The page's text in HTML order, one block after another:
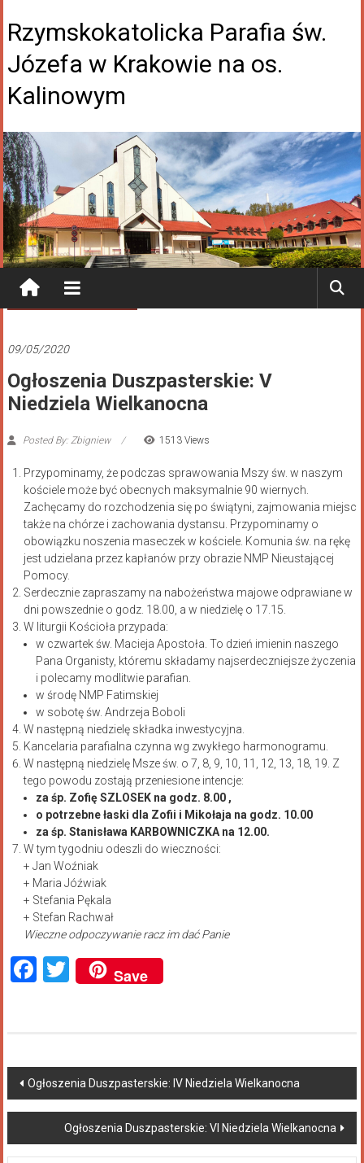
Rzymskokatolicka Parafia św.
Józefa w Krakowie na os.
Kalinowym
09/05/2020
Ogłoszenia Duszpasterskie: V
Niedziela Wielkanocna
Posted By: Zbigniew 1513 Views
Przypominamy, że podczas sprawowania Mszy św. w naszym
kościele może być obecnych maksymalnie 90 wiernych.
Zachęcamy do rozchodzenia się po świątyni, zajmowania miejsc
także na chórze i zachowania dystansu. Przypominamy o
obowiązku noszenia maseczek w kościele. Komunia św. na rękę
jest udzielana przez kapłanów przy obrazie NMP Nieustającej
Pomocy.
Serdecznie zapraszamy na nabożeństwa majowe odprawiane w
dni powszednie o godz. 18.00, a w niedzielę o 17.15.
W liturgii Kościoła przypada:
w czwartek św. Macieja Apostoła. To dzień imienin naszego
Pana Organisty, któremu składamy najserdeczniejsze życzenia
i polecamy modlitwie parafian.
w środę NMP Fatimskiej
w sobotę św. Andrzeja Boboli
W następną niedzielę składka inwestycyjna.
Kancelaria parafialna czynna wg zwykłego harmonogramu.
W następną niedzielę Msze św. o 7, 8, 9, 10, 11, 12, 13, 18, 19. Z
tego powodu zostają przeniesione intencje:
za śp. Zofię SZLOSEK na godz. 8.00 ,
o potrzebne łaski dla Zofii i Mikołaja na godz. 10.00
za śp. Stanisława KARBOWNICZKA na 12.00.
W tym tygodniu odeszli do wieczności:
+ Jan Woźniak
+ Maria Jóźwiak
+ Stefania Pękala
+ Stefan Rachwał
Wieczne odpoczywanie racz im dać Panie
Facebook
Twitter
Save
Ogłoszenia Duszpasterskie: IV Niedziela Wielkanocna
Ogłoszenia Duszpasterskie: VI Niedziela Wielkanocna